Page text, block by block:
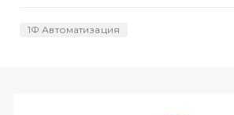
1Ф Автоматизация